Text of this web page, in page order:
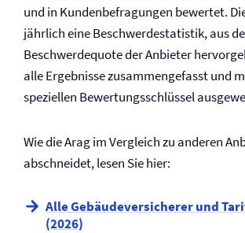
und in Kundenbefragungen bewertet.
jährlich eine Beschwerdestatistik, aus
Beschwerdequote der Anbieter
alle Ergebnisse zusammengefasst und
speziellen Bewertungsschlüssel
Wie die Arag im Vergleich zu anderen
abschneidet, lesen Sie hier:
Alle Gebäude­versicherer und
(2026)